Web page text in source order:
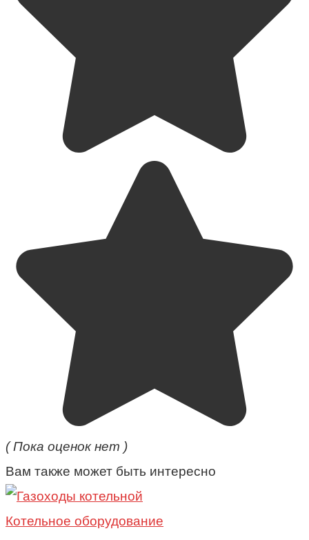
( Пока оценок нет )
Вам также может быть интересно
Котельное оборудование